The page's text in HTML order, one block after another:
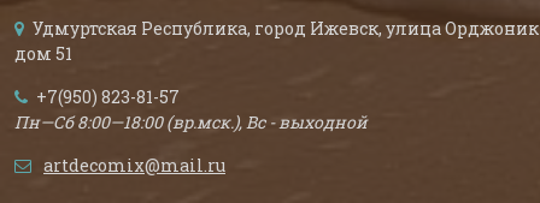
Удмуртская Республика, город Ижевск, улица
дом 51
+7(950) 823-81-57
Пн—Сб 8:00—18:00 (вр.мск.), Вс - выходной
artdecomix@mail.ru